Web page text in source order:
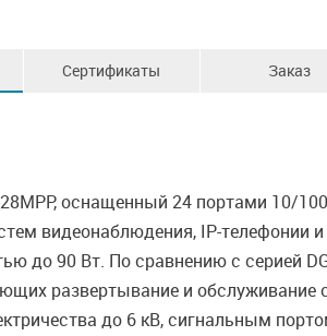
Сертификаты Заказ
оснащенный 24 портами 10/
видеонаблюдения, IP-телефонии
до 90 Вт. По сравнению с серией
развертывание и обслуживание
до 6 кВ, сигнальным